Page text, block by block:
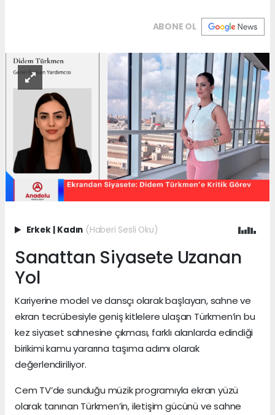
ABONE OL
Erkek Kadın (Haberi Sesli Oku)
Sanattan Siyasete Uzanan
Yol
Kariyerine model ve dansçı olarak başlayan, sahne ve
ekran tecrübesiyle geniş kitlelere ulaşan Türkmen’in bu
kez siyaset sahnesine çıkması, farklı alanlarda edindiği
birikimi kamu yararına taşıma adımı olarak
değerlendiriliyor.
Cem TV’de sunduğu müzik programıyla ekran yüzü
olarak tanınan Türkmen’in, iletişim gücünü ve sahne